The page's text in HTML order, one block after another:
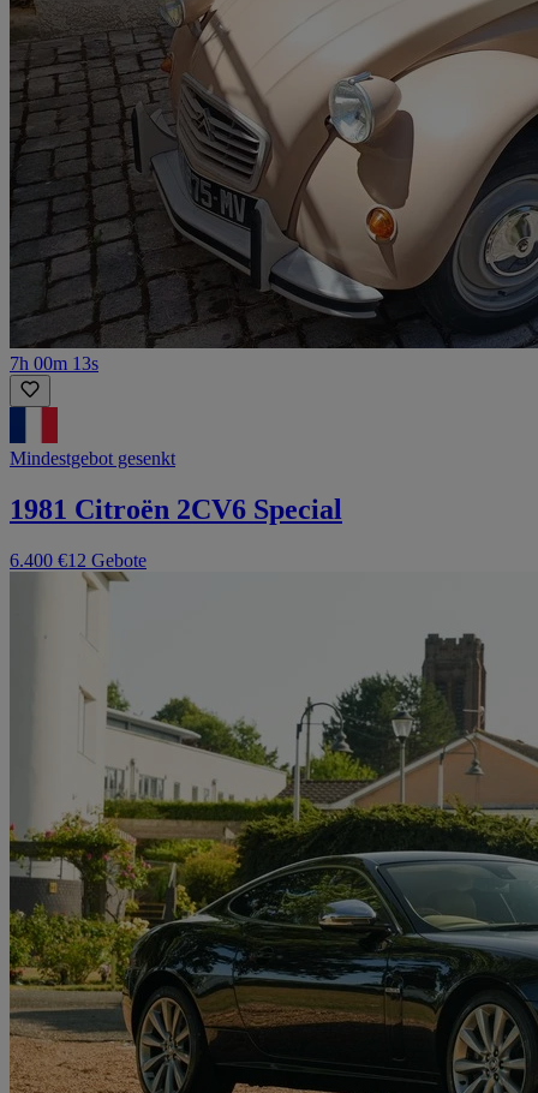
7h 00m 13s
Mindestgebot gesenkt
1981 Citroën 2CV6 Special
6.400 €12 Gebote